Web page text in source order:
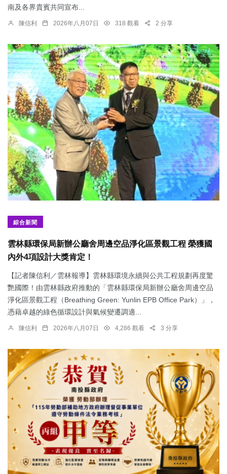
南及各界貴賓共同宣布...
陳信利 2026年八月07日 318 觀看 2 分享
綜合新聞
雲林縣環保局新辦公廳舍周邊空品淨化區景觀工程 榮獲國
內外4項設計大獎肯定！
【記者陳信利／雲林報導】雲林縣環境永續與公共工程規劃再度驚
艷國際！由雲林縣政府推動的「雲林縣環保局新辦公廳舍周邊空品
淨化區景觀工程（Breathing Green: Yunlin EPB Office Park）」，
憑藉卓越的綠色循環設計與氣候變遷調適...
陳信利 2026年八月07日 4,286 觀看 3 分享